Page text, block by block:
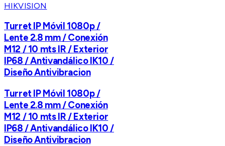
HIKVISION
Turret IP Móvil 1080p /
Lente 2.8 mm / Conexión
M12 / 10 mts IR / Exterior
IP68 / Antivandálico IK10 /
Diseño Antivibracion
Turret IP Móvil 1080p /
Lente 2.8 mm / Conexión
M12 / 10 mts IR / Exterior
IP68 / Antivandálico IK10 /
Diseño Antivibracion